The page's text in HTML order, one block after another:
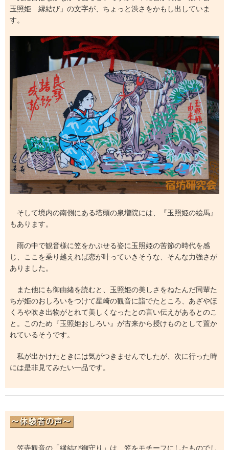
玉照姫 縁結び」の文字が、ちょっと渋さをかもし出していま
す。
そして境内の南側にある塔頭の泉増院には、『玉照姫の絵馬』
もあります。
雨の中で観音様に笠をかぶせる姿に玉照姫の苦節の時代を感
じ、ここを乗り越えれば恋が叶っていきそうな、そんな力強さが
ありました。
また他にも御由緒を読むと、玉照姫の美しさをねたんだ同輩た
ちが姫のおしろいをつけて星崎の観音に詣でたところ、あざやほ
くろや吹き出物がとれて美しくなったとの言い伝えがあるとのこ
と。このため『玉照姫おしろい』が古来から授けものとして置か
れているそうです。
私が出かけたときには気がつきませんでしたが、次に行った時
には是非見てみたい一品です。
笠寺観音の「縁結び御守り」は、笠をモチーフにしたものでし